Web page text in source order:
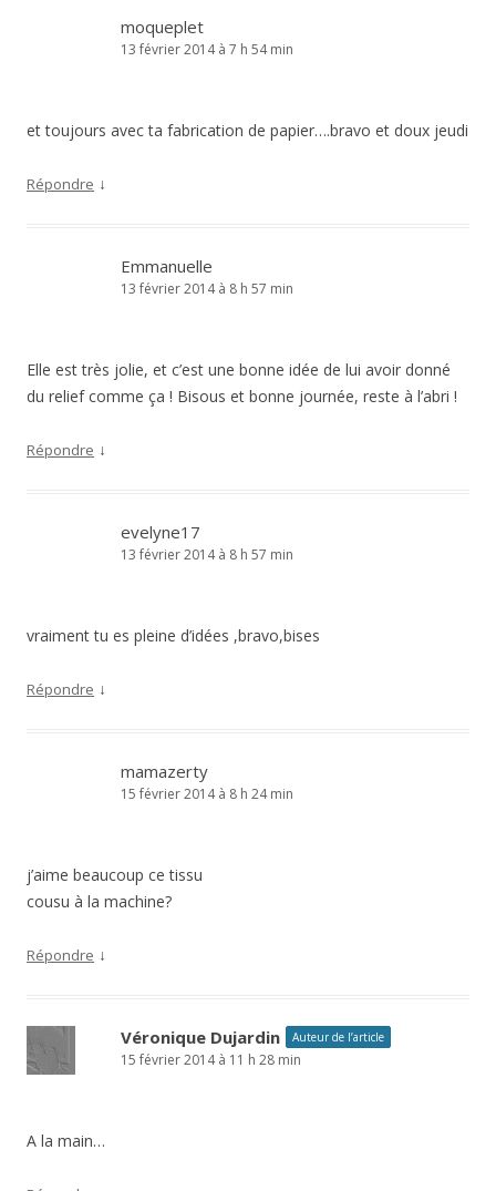
moqueplet
13 février 2014 à 7 h 54 min
et toujours avec ta fabrication de papier….bravo et doux jeudi
Répondre ↓
Emmanuelle
13 février 2014 à 8 h 57 min
Elle est très jolie, et c’est une bonne idée de lui avoir donné
du relief comme ça ! Bisous et bonne journée, reste à l’abri !
Répondre ↓
evelyne17
13 février 2014 à 8 h 57 min
vraiment tu es pleine d’idées ,bravo,bises
Répondre ↓
mamazerty
15 février 2014 à 8 h 24 min
j’aime beaucoup ce tissu
cousu à la machine?
Répondre ↓
Véronique Dujardin Auteur de l’article
15 février 2014 à 11 h 28 min
A la main…